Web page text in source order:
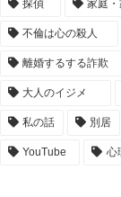
探偵 家庭
不倫は心の殺人
離婚するする詐欺
大人のイジメ
私の話 別居
YouTube 心